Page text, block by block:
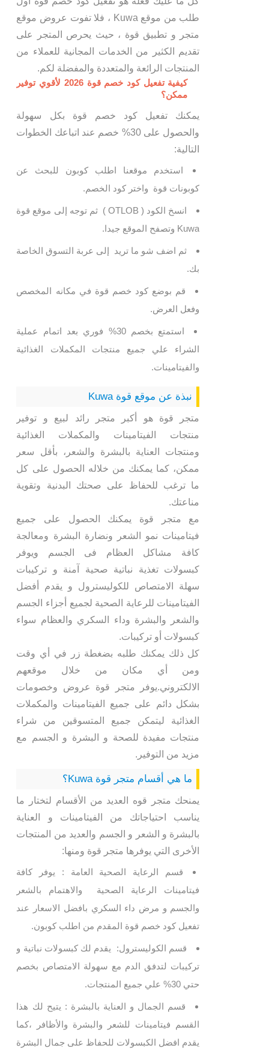
طلب من موقع Kuwa ، فلا تفوت عروض موقع
متجر و تطبيق قوة ، حيث يحرص المتجر على
تقديم الكثير من الخدمات المجانية للعملاء من
المنتجات الرائعة والمتعددة والمفضلة لكم.
كيفية تفعيل كود خصم قوة 2026 لأقوي توفير
ممكن؟
يمكنك تفعيل كود خصم قوة بكل سهولة
والحصول على 30% خصم عند اتباعك الخطوات
التالية:
استخدم موقعنا اطلب كوبون للبحث عن
كوبونات قوة واختر كود الخصم.
انسخ الكود ( OTLOB ) ثم توجه إلى موقع قوة
Kuwa وتصفح الموقع جيدا.
ثم اضف شو ما تريد إلى عربة التسوق الخاصة
بك.
قم بوضع كود خصم قوة في مكانه المخصص
وفعل العرض.
استمتع بخصم 30% فوري بعد اتمام عملية
الشراء علي جميع منتجات المكملات الغذائية
والفيتامينات.
نبذة عن موقع قوة Kuwa
متجر قوة هو أكبر متجر رائد لبيع و توفير
منتجات الفيتامينات والمكملات الغذائية
ومنتجات العناية بالبشرة والشعر، بأقل سعر
ممكن، كما يمكنك من خلاله الحصول على كل
ما ترغب للحفاظ على صحتك البدنية وتقوية
مناعتك.
مع متجر قوة يمكنك الحصول على جميع
فيتامينات نمو الشعر ونضارة البشرة ومعالجة
كافة مشاكل العظام فى الجسم ويوفر
كبسولات تغذية نباتية صحية آمنة و تركيبات
سهلة الامتصاص للكوليسترول و يقدم أفضل
الفيتامينات للرعاية الصحية لجميع أجزاء الجسم
والشعر والبشرة وداء السكري والعظام سواء
كبسولات أو تركيبات.
كل ذلك يمكنك طلبه بضغطة زر في أي وقت
ومن أي مكان من خلال موقعهم
الالكتروني.يوفر متجر قوة عروض وخصومات
بشكل دائم على جميع الفيتامينات والمكملات
الغذائية ليتمكن جميع المتسوقين من شراء
منتجات مفيدة للصحة و البشرة و الجسم مع
مزيد من التوفير.
ما هي أقسام متجر قوة Kuwa؟
يمنحك متجر قوه العديد من الأقسام لتختار ما
يناسب احتياجاتك من الفيتامينات و العناية
بالبشرة و الشعر و الجسم والعديد من المنتجات
الأخرى التي يوفرها متجر قوة ومنها:
قسم الرعاية الصحية العامة : يوفر كافة
فيتامينات الرعاية الصحية والاهتمام بالشعر
والجسم و مرض داء السكري بافضل الاسعار عند
تفعيل كود خصم قوة المقدم من اطلب كوبون.
قسم الكوليسترول: يقدم لك كبسولات نباتية و
تركيبات لتدفق الدم مع سهولة الامتصاص بخصم
حتي 30% علي جميع المنتجات.
قسم الجمال و العناية بالبشرة : يتيح لك هذا
القسم فيتامينات للشعر والبشرة والأظافر ،كما
يقدم افضل الكبسولات للحفاظ على جمال البشرة